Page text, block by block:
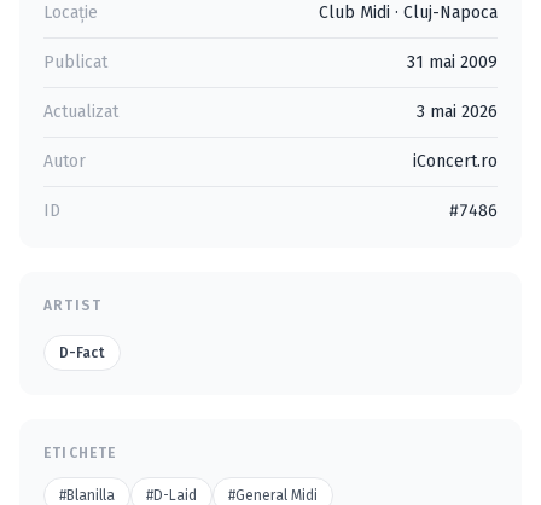
Locație Club Midi · Cluj-Napoca
Publicat 31 mai 2009
Actualizat 3 mai 2026
Autor iConcert.ro
ID #7486
ARTIST
D-Fact
ETICHETE
#Blanilla #D-Laid #General Midi